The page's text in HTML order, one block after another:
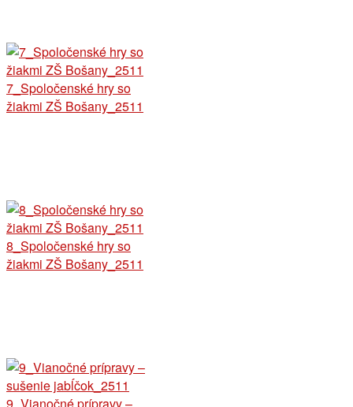
7_Spoločenské hry so
žiakmi ZŠ Bošany_2511
8_Spoločenské hry so
žiakmi ZŠ Bošany_2511
9_Vianočné prípravy –